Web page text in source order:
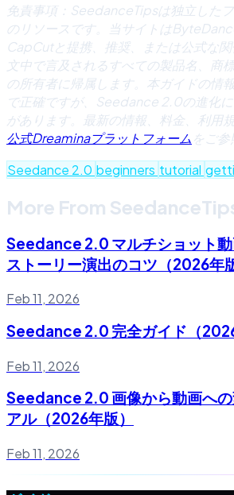
免責事項：SeedanceTipsは独立した
のリソースです。当サイトは
CapCutと提携、推奨、または公式な
文中で言及されるすべての製品名、商
の所有者に帰属します。本ガイドの情
で正確ですが、Seedance 2.0の進化
があります。最新の情報、料金、利用
公式Dreaminaプラットフォームをご参
Seedance 2.0 beginners tutorial
More From
Seedance 2.0 マルチショット動
ストーリー演出のコツ（2026年
Feb 11, 2026
Seedance 2.0 完全ガイド（
Feb 11, 2026
Seedance 2.0 画像から動画への
アル（2026年版）
Feb 11, 2026